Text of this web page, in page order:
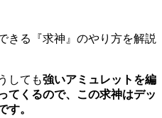
きる『求神』のやり方を解説
しても強いアミュレットを編
てくるので、この求神はデッ
す。